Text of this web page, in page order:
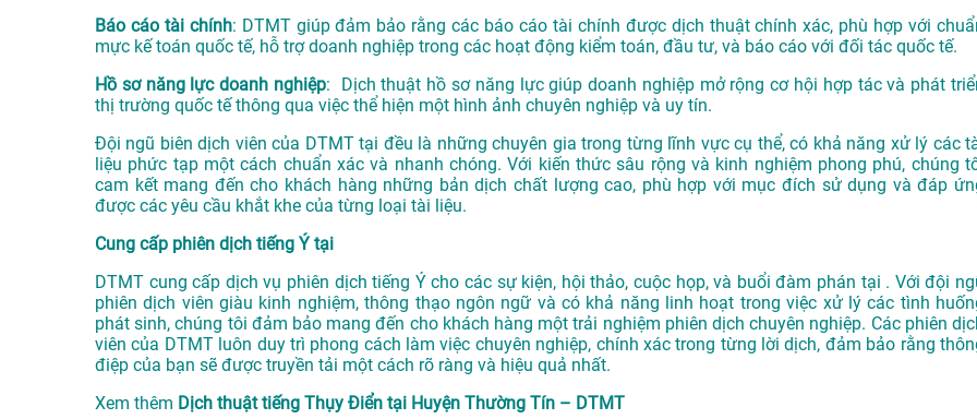
Báo cáo tài chính: DTMT giúp đảm bảo rằng các báo cáo tài chính được dịch thuật chính xác, phù hợp với
mực kế toán quốc tế, hỗ trợ doanh nghiệp trong các hoạt động kiểm toán, đầu tư, và báo cáo với đối tác quốc tế.
Hồ sơ năng lực doanh nghiệp: Dịch thuật hồ sơ năng lực giúp doanh nghiệp mở rộng cơ hội hợp tác và phát
thị trường quốc tế thông qua việc thể hiện một hình ảnh chuyên nghiệp và uy tín.
Đội ngũ biên dịch viên của DTMT tại đều là những chuyên gia trong từng lĩnh vực cụ thể, có khả năng xử lý các
liệu phức tạp một cách chuẩn xác và nhanh chóng. Với kiến thức sâu rộng và kinh nghiệm phong phú, chúng
cam kết mang đến cho khách hàng những bản dịch chất lượng cao, phù hợp với mục đích sử dụng và đáp
được các yêu cầu khắt khe của từng loại tài liệu.
Cung cấp phiên dịch tiếng Ý tại
DTMT cung cấp dịch vụ phiên dịch tiếng Ý cho các sự kiện, hội thảo, cuộc họp, và buổi đàm phán tại . Với đội
phiên dịch viên giàu kinh nghiệm, thông thạo ngôn ngữ và có khả năng linh hoạt trong việc xử lý các tình
phát sinh, chúng tôi đảm bảo mang đến cho khách hàng một trải nghiệm phiên dịch chuyên nghiệp. Các phiên
viên của DTMT luôn duy trì phong cách làm việc chuyên nghiệp, chính xác trong từng lời dịch, đảm bảo rằng
điệp của bạn sẽ được truyền tải một cách rõ ràng và hiệu quả nhất.
Xem thêm Dịch thuật tiếng Thụy Điển tại Huyện Thường Tín – DTMT